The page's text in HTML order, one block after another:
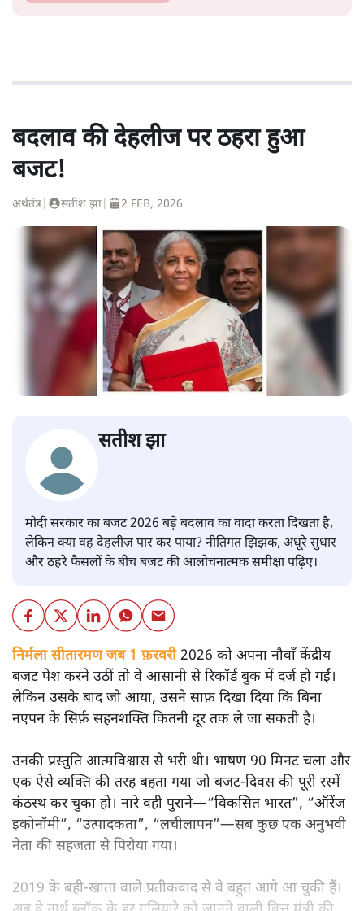
बदलाव की देहलीज पर ठहरा हुआ
बजट!
अर्थतंत्र सतीश झा 2 FEB, 2026
सतीश झा
मोदी सरकार का बजट 2026 बड़े बदलाव का वादा करता दिखता है,
लेकिन क्या वह देहलीज़ पार कर पाया? नीतिगत झिझक, अधूरे सुधार
और ठहरे फैसलों के बीच बजट की आलोचनात्मक समीक्षा पढ़िए।
निर्मला सीतारमण जब 1 फ़रवरी2026 को अपना नौवाँ केंद्रीय
बजट पेश करने उठीं तो वे आसानी से रिकॉर्ड बुक में दर्ज हो गईं।
लेकिन उसके बाद जो आया, उसने साफ़ दिखा दिया कि बिना
नएपन के सिर्फ़ सहनशक्ति कितनी दूर तक ले जा सकती है।
उनकी प्रस्तुति आत्मविश्वास से भरी थी। भाषण 90 मिनट चला और
एक ऐसे व्यक्ति की तरह बहता गया जो बजट‑दिवस की पूरी रस्में
कंठस्थ कर चुका हो। नारे वही पुराने—“विकसित भारत”, “ऑरेंज
इकोनॉमी”, “उत्पादकता”, “लचीलापन”—सब कुछ एक अनुभवी
नेता की सहजता से पिरोया गया।
2019 के बही‑खाता वाले प्रतीकवाद से वे बहुत आगे आ चुकी हैं।